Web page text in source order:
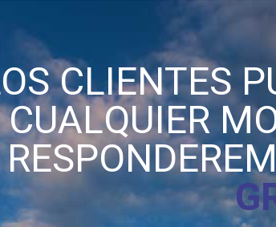
CLIENTES
CUALQUIER